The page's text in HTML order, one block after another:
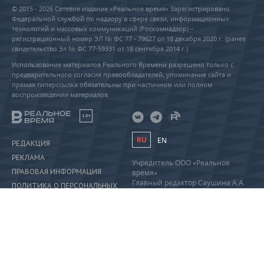
© 2015 - 2026 Сетевое издание «Реальное время» Зарегистрировано
Федеральной службой по надзору в сфере связи, информационных
технологий и массовых коммуникаций (Роскомнадзор) –
регистрационный номер ЭЛ № ФС 77 - 79627 от 18 декабря 2020 г. (ранее
свидетельство Эл № ФС 77-59331 от 18 сентября 2014 г.)
Использование материалов Реального Времени разрешено только с
предварительного согласия правообладателей, упоминание сайта и
прямая гиперссылка обязательны при частичном или полном
воспроизведении материалов.
18+
РЕДАКЦИЯ
РЕКЛАМА
ПРАВОВАЯ ИНФОРМАЦИЯ
ПОЛИТИКА О ПЕРСОНАЛЬНЫХ
RU EN
Учредитель ООО «Реальное
время»
Главный редактор Саушина А.А.